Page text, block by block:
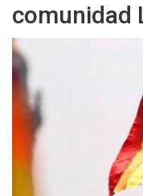
comunidad